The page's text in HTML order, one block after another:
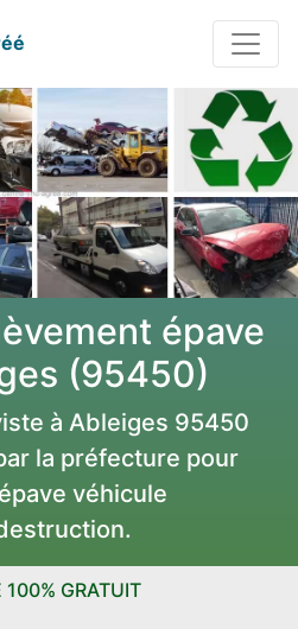
épave
(95450)
à Ableiges 95450
la préfecture pour
véhicule
100% GRATUIT